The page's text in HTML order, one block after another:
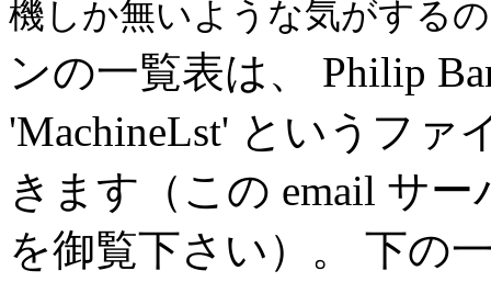
機しか無いような気がする
ンの一覧表は、 Philip
'MachineLst' というファ
きます（この email サー
を御覧下さい）。 下の